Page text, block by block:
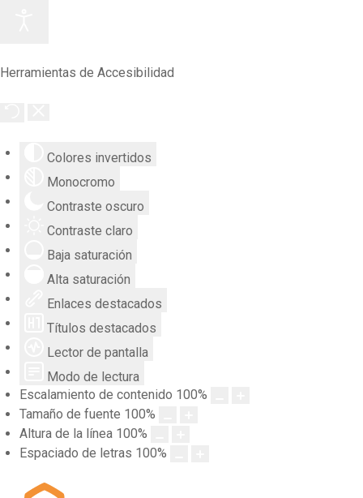
Herramientas de Accesibilidad
Colores invertidos
Monocromo
Contraste oscuro
Contraste claro
Baja saturación
Alta saturación
Enlaces destacados
Títulos destacados
Lector de pantalla
Modo de lectura
Escalamiento de contenido 100%
Tamaño de fuente 100%
Altura de la línea 100%
Espaciado de letras 100%